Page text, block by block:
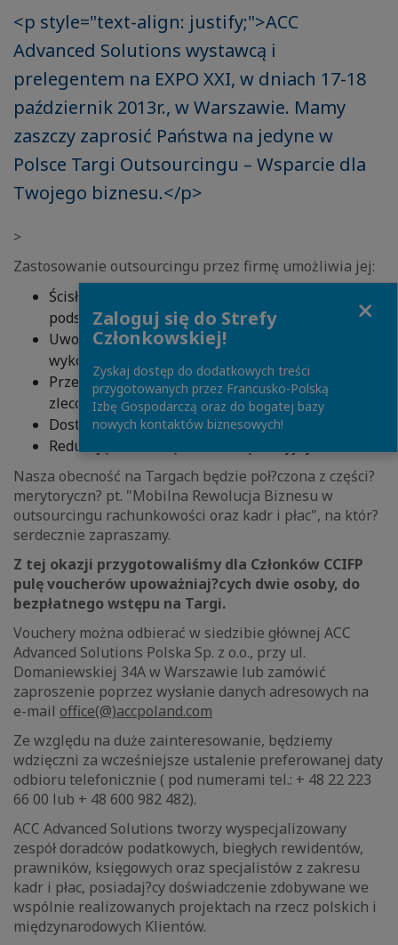
<p style="text-align: justify;">ACC
Advanced Solutions wystawcą i
prelegentem na EXPO XXI, w dniach 17-18
październik 2013r., w Warszawie. Mamy
zaszczy zaprosić Państwa na jedyne w
Polsce Targi Outsourcingu – Wsparcie dla
Twojego biznesu.</p>
>
Zastosowanie outsourcingu przez firmę umożliwia jej:
Ścisł? koncentrację na prowadzeniu działalności
podstawowej
Uwolnienie trudno dostępnych zasobów i
wykorzystanie ich do podstawowej działalności
Przeniesienie ryzyka zwi?zanego z zarz?dzaniem
zlecon? funkcj? na usługodawcę zewnętrznego
Dostęp do najnowszych technologii
Redukcję i kontrolę kosztów operacyjnych
Nasza obecność na Targach będzie poł?czona z części?
merytoryczn? pt. "Mobilna Rewolucja Biznesu w
outsourcingu rachunkowości oraz kadr i płac", na któr?
serdecznie zapraszamy.
Z tej okazji przygotowaliśmy dla Członków CCIFP
pulę voucherów upoważniaj?cych dwie osoby, do
bezpłatnego wstępu na Targi.
Vouchery można odbierać w siedzibie głównej ACC
Advanced Solutions Polska Sp. z o.o., przy ul.
Domaniewskiej 34A w Warszawie lub zamówić
zaproszenie poprzez wysłanie danych adresowych na
e-mail office(@)accpoland.com
Ze względu na duże zainteresowanie, będziemy
wdzięczni za wcześniejsze ustalenie preferowanej daty
odbioru telefonicznie ( pod numerami tel.: + 48 22 223
66 00 lub + 48 600 982 482).
ACC Advanced Solutions tworzy wyspecjalizowany
zespół doradców podatkowych, biegłych rewidentów,
prawników, księgowych oraz specjalistów z zakresu
kadr i płac, posiadaj?cy doświadczenie zdobywane we
wspólnie realizowanych projektach na rzecz polskich i
międzynarodowych Klientów.
Zaloguj się do Strefy
Członkowskiej!
Zyskaj dostęp do dodatkowych treści
przygotowanych przez Francusko-Polską
Izbę Gospodarczą oraz do bogatej bazy
nowych kontaktów biznesowych!